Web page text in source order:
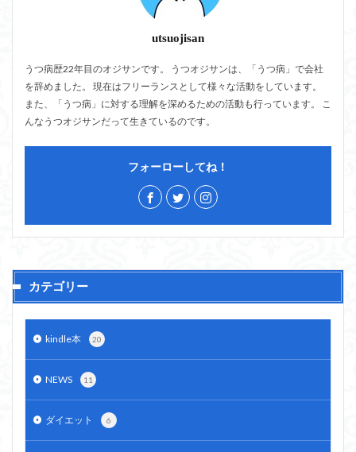
utsuojisan
うつ病歴22年目のオジサンです。 うつオジサンは、「うつ病」で会社
を辞めました。 現在はフリーランスとして様々な活動をしています。
また、「うつ病」に対する理解を深めるための活動も行っています。 こ
んなうつオジサンだって生きているのです。
フォーローしてね！
カテゴリー
kindle本 20
NEWS 11
ダイエット 6